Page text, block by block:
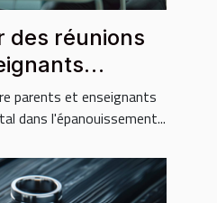
des réunions
parents et enseignants
dans l'épanouissement...